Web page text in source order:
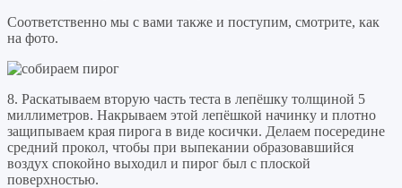
Соответственно мы с вами также и поступим, смотрите, как
на фото.
8. Раскатываем вторую часть теста в лепёшку толщиной 5
миллиметров. Накрываем этой лепёшкой начинку и плотно
защипываем края пирога в виде косички. Делаем посередине
средний прокол, чтобы при выпекании образовавшийся
воздух спокойно выходил и пирог был с плоской
поверхностью.